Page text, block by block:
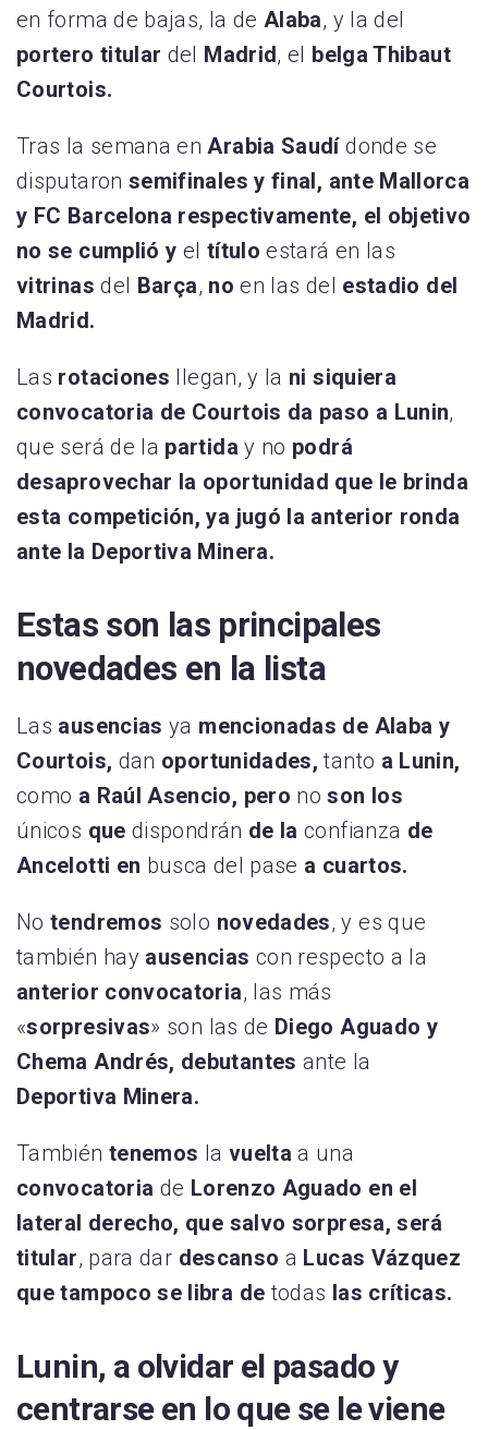
en forma de bajas, la de Alaba, y la del
portero titular del Madrid, el belga Thibaut
Courtois.
Tras la semana enArabia Saudídonde se
disputaron semifinales y final, ante Mallorca
y FC Barcelona respectivamente, el objetivo
no se cumplió y el títuloestará en las
vitrinasdel Barça, noen las del estadio del
Madrid.
Las rotaciones llegan, y la ni siquiera
convocatoria de Courtois da paso a Lunin,
que será de la partiday no podrá
desaprovechar la oportunidad que le brinda
esta competición, ya jugó la anterior ronda
ante la Deportiva Minera.
Estas son las principales
novedades en la lista
Las ausenciasya mencionadas de Alaba y
Courtois, dan oportunidades,tanto a Lunin,
como a Raúl Asencio, pero noson los
únicos que dispondrán de laconfianza de
Ancelotti en busca del pase a cuartos.
Notendremos solo novedades, y es que
también hay ausencias con respecto a la
anterior convocatoria, las más
«sorpresivas» son las de Diego Aguado y
Chema Andrés, debutantes ante la
Deportiva Minera.
También tenemos la vueltaa una
convocatoria de Lorenzo Aguado en el
lateral derecho, que salvo sorpresa, será
titular, para dar descanso a Lucas Vázquez
que tampoco se libra detodas las críticas.
Lunin, a olvidar el pasado y
centrarse en lo que se le viene